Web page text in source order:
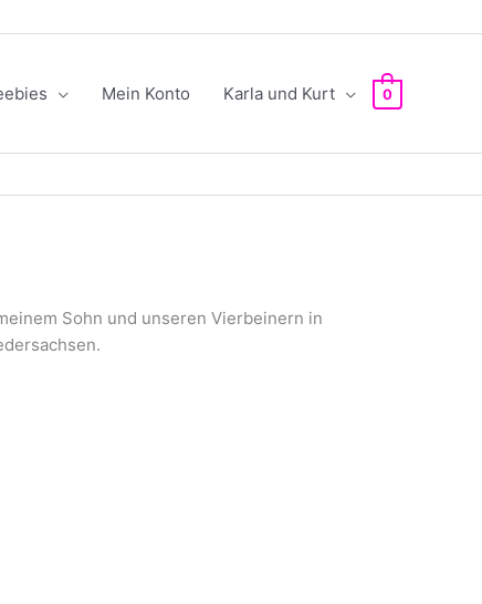
Mein Konto Karla und Kurt 0
Sohn und unseren Vierbeinern in